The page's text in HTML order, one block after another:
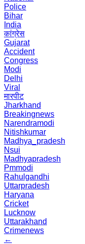
Police
Bihar
India
कांग्रेस
Gujarat
Accident
Congress
Modi
Delhi
Viral
मारपीट
Jharkhand
Breakingnews
Narendramodi
Nitishkumar
Madhya_pradesh
Nsui
Madhyapradesh
Pmmodi
Rahulgandhi
Uttarpradesh
Haryana
Cricket
Lucknow
Uttarakhand
Crimenews
←